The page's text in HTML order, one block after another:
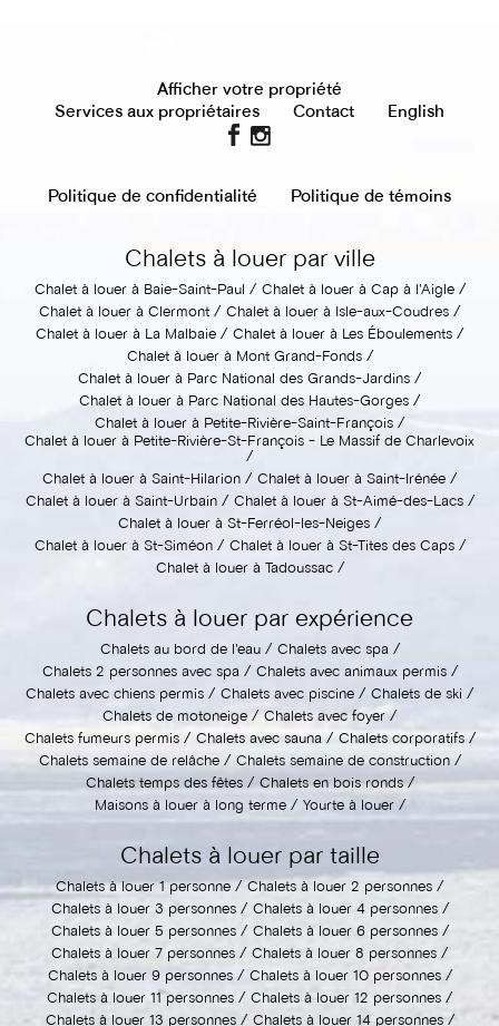
Afficher votre propriété
Services aux propriétaires
Contact English
Politique de confidentialité Politique de témoins
Chalets à louer par ville
Chalet à louer à Baie-Saint-Paul
Chalet à louer à Cap à l'Aigle
Chalet à louer à Clermont
Chalet à louer à Isle-aux-Coudres
Chalet à louer à La Malbaie
Chalet à louer à Les Éboulements
Chalet à louer à Mont Grand-Fonds
Chalet à louer à Parc National des Grands-Jardins
Chalet à louer à Parc National des Hautes-Gorges
Chalet à louer à Petite-Rivière-Saint-François
Chalet à louer à Petite-Rivière-St-François - Le Massif de Charlevoix
Chalet à louer à Saint-Hilarion
Chalet à louer à Saint-Irénée
Chalet à louer à Saint-Urbain
Chalet à louer à St-Aimé-des-Lacs
Chalet à louer à St-Ferréol-les-Neiges
Chalet à louer à St-Siméon
Chalet à louer à St-Tites des Caps
Chalet à louer à Tadoussac
Chalets à louer par expérience
Chalets au bord de l'eau
Chalets avec spa
Chalets 2 personnes avec spa
Chalets avec animaux permis
Chalets avec chiens permis
Chalets avec piscine
Chalets de ski
Chalets de motoneige
Chalets avec foyer
Chalets fumeurs permis
Chalets avec sauna
Chalets corporatifs
Chalets semaine de relâche
Chalets semaine de construction
Chalets temps des fêtes
Chalets en bois ronds
Maisons à louer à long terme
Yourte à louer
Chalets à louer par taille
Chalets à louer 1 personne
Chalets à louer 2 personnes
Chalets à louer 3 personnes
Chalets à louer 4 personnes
Chalets à louer 5 personnes
Chalets à louer 6 personnes
Chalets à louer 7 personnes
Chalets à louer 8 personnes
Chalets à louer 9 personnes
Chalets à louer 10 personnes
Chalets à louer 11 personnes
Chalets à louer 12 personnes
Chalets à louer 13 personnes
Chalets à louer 14 personnes